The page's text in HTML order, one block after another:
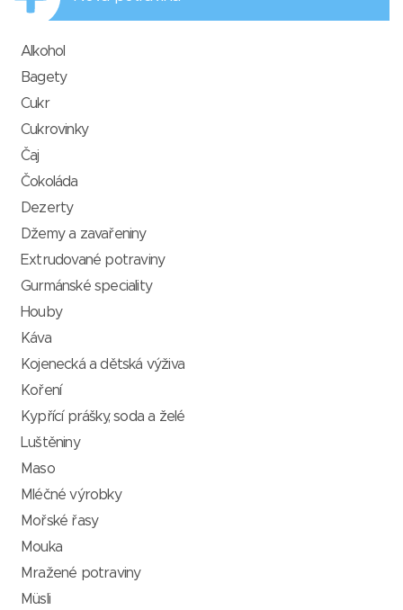
Alkohol
Bagety
Cukr
Cukrovinky
Čaj
Čokoláda
Dezerty
Džemy a zavařeniny
Extrudované potraviny
Gurmánské speciality
Houby
Káva
Kojenecká a dětská výživa
Koření
Kypřící prášky, soda a želé
Luštěniny
Maso
Mléčné výrobky
Mořské řasy
Mouka
Mražené potraviny
Müsli